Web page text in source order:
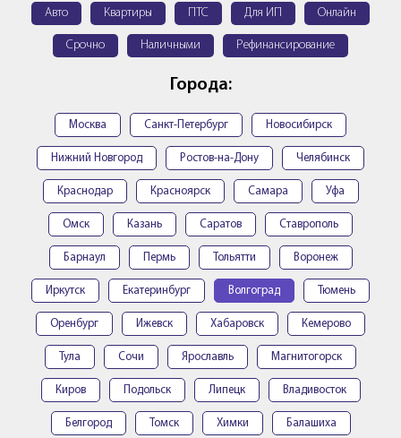
Авто Квартиры ПТС Для ИП Онлайн
Срочно Наличными Рефинансирование
Города:
Москва Санкт-Петербург Новосибирск
Нижний Новгород Ростов-на-Дону Челябинск
Краснодар Красноярск Самара Уфа
Омск Казань Саратов Ставрополь
Барнаул Пермь Тольятти Воронеж
Иркутск Екатеринбург Волгоград Тюмень
Оренбург Ижевск Хабаровск Кемерово
Тула Сочи Ярославль Магнитогорск
Киров Подольск Липецк Владивосток
Белгород Томск Химки Балашиха